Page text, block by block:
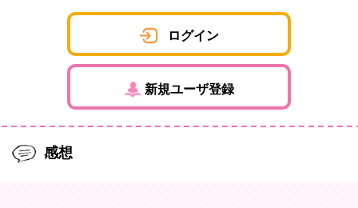
ログイン
新規ユーザ登録
感想